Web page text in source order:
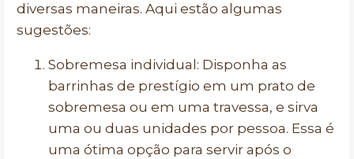
diversas maneiras. Aqui estão algumas
sugestões:
Sobremesa individual: Disponha as
barrinhas de prestígio em um prato de
sobremesa ou em uma travessa, e sirva
uma ou duas unidades por pessoa. Essa é
uma ótima opção para servir após o